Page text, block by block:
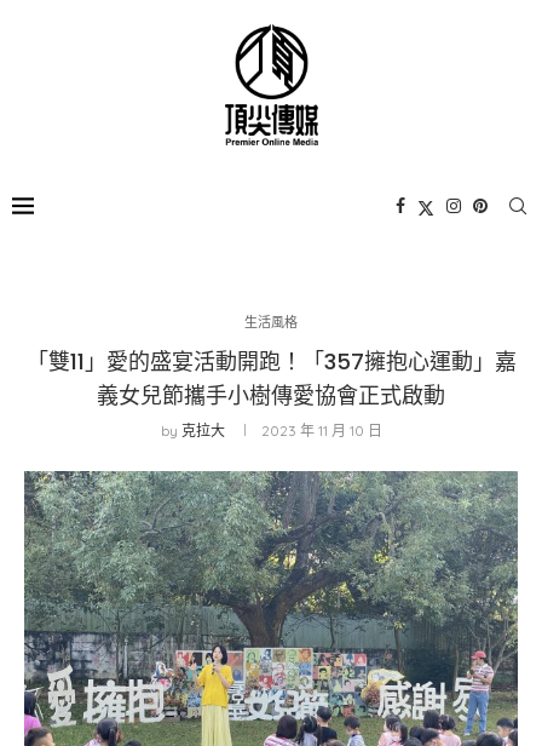
生活風格
「雙11」愛的盛宴活動開跑！「357擁抱心運動」嘉
義女兒節攜手小樹傳愛協會正式啟動
by 克拉大 2023 年 11 月 10 日